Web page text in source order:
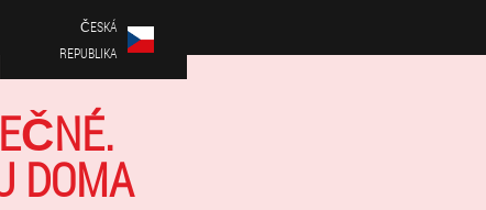
ČESKÁ
REPUBLIKA
DOMA